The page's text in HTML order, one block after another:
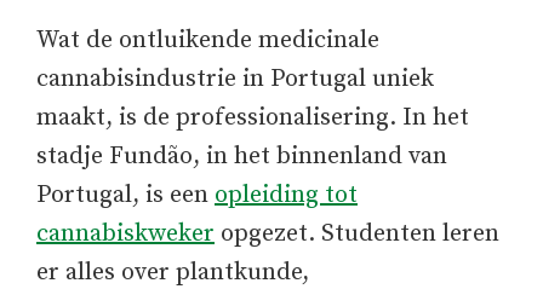
Wat de ontluikende medicinale
cannabisindustrie in Portugal uniek
maakt, is de professionalisering. In het
stadje Fundão, in het binnenland van
Portugal, is een opleiding tot
cannabiskweker opgezet. Studenten leren
er alles over plantkunde,